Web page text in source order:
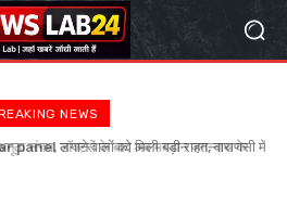
NEWS
लगाने वालों को मिली बड़ी राहत, वाराणसी में